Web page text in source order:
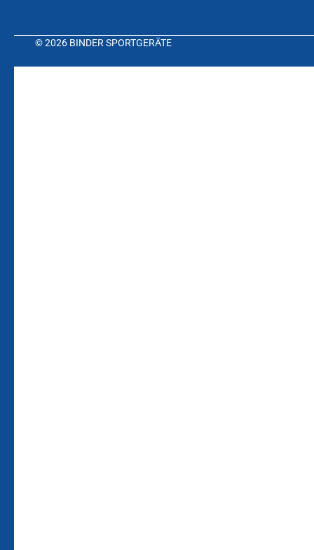
© 2026 BINDER SPORTGERÄTE